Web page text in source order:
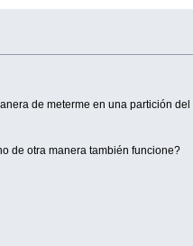
de meterme en una partición
de otra manera también funcione?